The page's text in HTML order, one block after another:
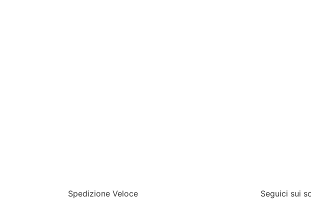
Spedizione Veloce Seguici sui